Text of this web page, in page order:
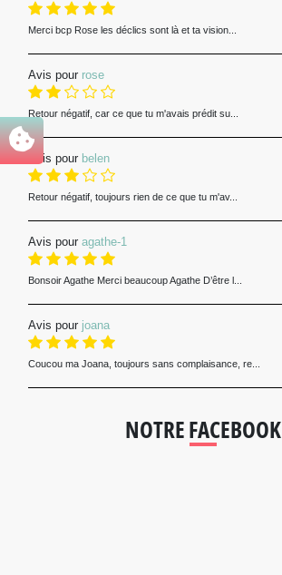
Merci bcp Rose les déclics sont là et ta vision...
Avis pour rose
Retour négatif, car ce que tu m'avais prédit su...
Avis pour belen
Retour négatif, toujours rien de ce que tu m'av...
Avis pour agathe-1
Bonsoir Agathe Merci beaucoup Agathe D’être l...
Avis pour joana
Coucou ma Joana, toujours sans complaisance, re...
NOTRE FACEBOOK